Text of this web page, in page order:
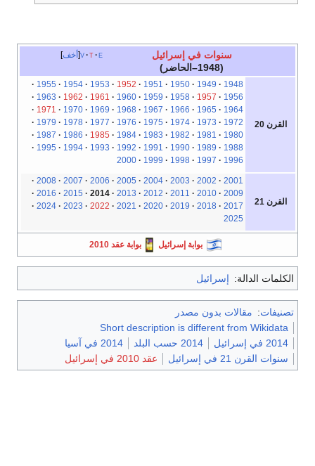
أخف v t e
سنوات في إسرائيل
(1948–الحاضر)
القرن 20
1948
1949
1950
1951
1952
1953
1954
1955
1956
1957
1958
1959
1960
1961
1962
1963
1964
1965
1966
1967
1968
1969
1970
1971
1972
1973
1974
1975
1976
1977
1978
1979
1980
1981
1982
1983
1984
1985
1986
1987
1988
1989
1990
1991
1992
1993
1994
1995
1996
1997
1998
1999
2000
القرن 21
2001
2002
2003
2004
2005
2006
2007
2008
2009
2010
2011
2012
2013
2014
2015
2016
2017
2018
2019
2020
2021
2022
2023
2024
2025
بوابة إسرائيل بوابة عقد 2010
الكلمات الدالة: إسرائيل
تصنيفات: مقالات بدون مصدر
Short description is different from Wikidata
2014 في إسرائيل
2014 حسب البلد
2014 في آسيا
سنوات القرن 21 في إسرائيل
عقد 2010 في إسرائيل